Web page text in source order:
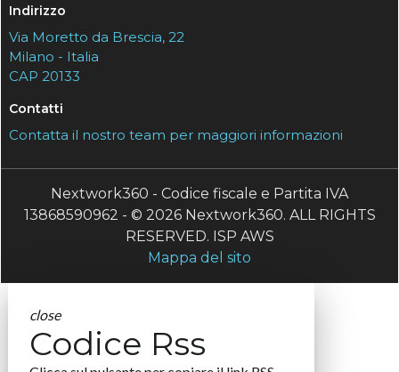
Indirizzo
Via Moretto da Brescia, 22
Milano - Italia
CAP 20133
Contatti
Contatta il nostro team per maggiori informazioni
Nextwork360 - Codice fiscale e Partita IVA
13868590962 - © 2026 Nextwork360. ALL RIGHTS
RESERVED. ISP AWS
Mappa del sito
close
Codice Rss